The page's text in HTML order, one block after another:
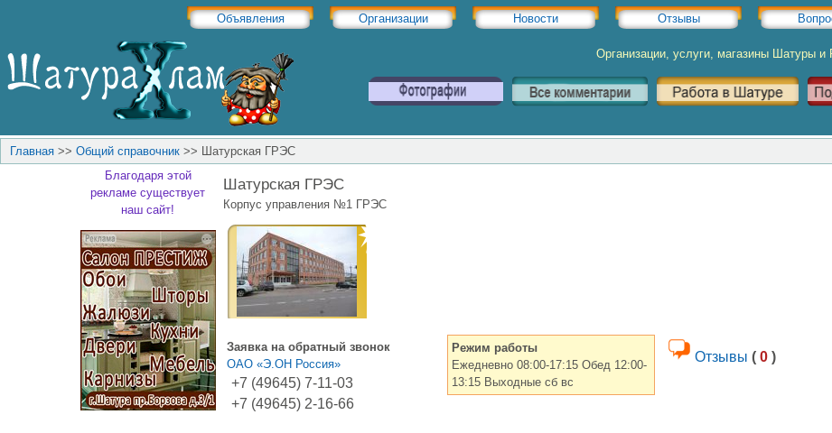
Объявления Организации Новости Отзывы
Организации, услуги, магазины Шатуры и
Главная >> Общий справочник >> Шатурская ГРЭС
Благодаря этой
рекламе существует
наш сайт!
Шатурская ГРЭС
Корпус управления №1 ГРЭС
Заявка на обратный звонок
ОАО «Э.ОН Россия»
+7 (49645) 7-11-03
+7 (49645) 2-16-66
Режим работы
Ежедневно 08:00-17:15 Обед 12:00-
13:15 Выходные сб вс
Отзывы ( 0)